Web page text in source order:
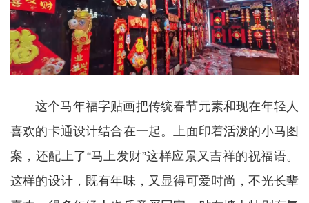
这个马年福字贴画把传统春节元素和现在年轻人
喜欢的卡通设计结合在一起。上面印着活泼的小马图
案，还配上了“马上发财”这样应景又吉祥的祝福语。
这样的设计，既有年味，又显得可爱时尚，不光长辈